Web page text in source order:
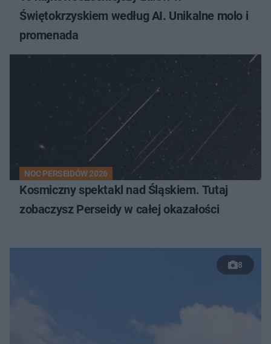
Świętokrzyskiem według AI. Unikalne molo i
promenada
NOC PERSEIDÓW 2026
Kosmiczny spektakl nad Śląskiem. Tutaj
zobaczysz Perseidy w całej okazałości
8